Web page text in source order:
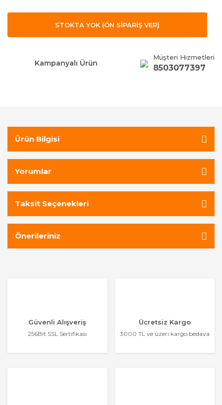
STOKTA YOK (ÖN SİPARİŞ VER)
Kampanyalı Ürün
Müşteri Hizmetleri
8503077397
Ürün Bilgisi
Yorumlar
Taksit Seçenekleri
Önerileriniz
Güvenli Alışveriş
256Bit SSL Sertifikası
Ücretsiz Kargo
3000 TL ve üzeri kargo bedava